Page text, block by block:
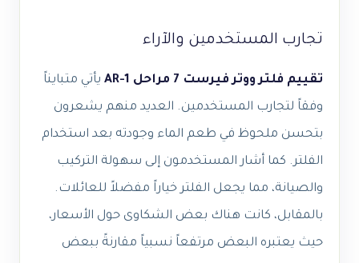
تجارب المستخدمين والآراء
تقييم فلتر ووتر فيرست 7 مراحل AR-1
يأتي متبايناً
وفقاً لتجارب المستخدمين. العديد منهم يشعرون
بتحسن ملحوظ في طعم الماء وجودته بعد استخدام
الفلتر. كما أشار المستخدمون إلى سهولة التركيب
والصيانة، مما يجعل الفلتر خياراً مفضلاً للعائلات.
بالمقابل، كانت هناك بعض الشكاوى حول الأسعار،
حيث يعتبره البعض مرتفعاً نسبياً مقارنةً ببعض